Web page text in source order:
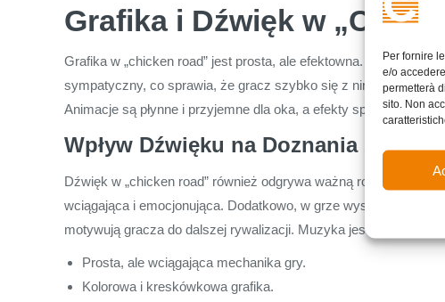
Per fornire
e/o
permetterà
sito. Non
Grafika i Dźwięk w
Grafika w „chicken road” jest prosta, ale efektowna.
sympatyczny, co sprawia, że gracz szybko się z nim
Animacje są płynne i przyjemne dla oka, a efekty specjalne,
Wpływ Dźwięku na Doznania z Gry
Dźwięk w „chicken road” również odgrywa ważną rolę w
wciągająca i emocjonująca. Dodatkowo, w grze występują
motywują gracza do dalszej rywalizacji. Muzyka jest
Prosta, ale wciągająca mechanika gry.
Kolorowa i kreskówkowa grafika.